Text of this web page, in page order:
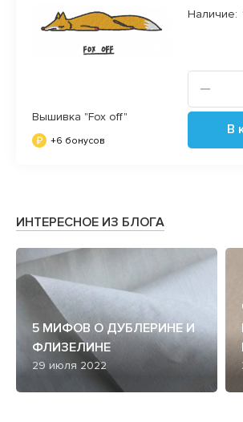
Вышивка "Fox off"
+6 бонусов
Наличие:
В
ИНТЕРЕСНОЕ ИЗ БЛОГА
5 МИФОВ О ДУБЛЕРИНЕ И
ФЛИЗЕЛИНЕ
29 июля 2022